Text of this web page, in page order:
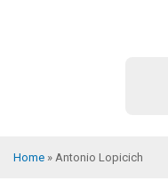
Home Antonio Lopicich